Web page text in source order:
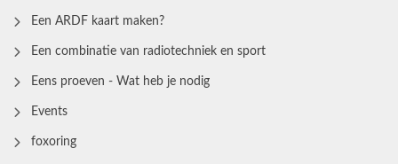
Een ARDF kaart maken?
Een combinatie van radiotechniek en sport
Eens proeven - Wat heb je nodig
Events
foxoring